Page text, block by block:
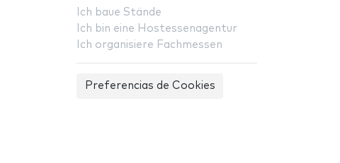
Ich baue Stände
Ich bin eine Hostessenagentur
Ich organisiere Fachmessen
Preferencias de Cookies